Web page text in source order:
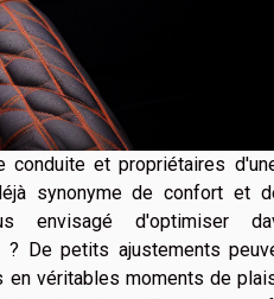
conduite et propriétaires
synonyme de confort et
envisagé d'optimiser
? De petits ajustements
en véritables moments de